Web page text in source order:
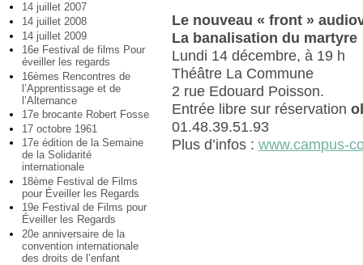
14 juillet 2007
14 juillet 2008
14 juillet 2009
16e Festival de films Pour
éveiller les regards
16èmes Rencontres de
l’Apprentissage et de
l’Alternance
17e brocante Robert Fosse
17 octobre 1961
17e édition de la Semaine
de la Solidarité
internationale
18ème Festival de Films
pour Éveiller les Regards
19e Festival de Films pour
Éveiller les Regards
20e anniversaire de la
convention internationale
des droits de l’enfant
Le nouveau « front »
La banalisation du martyre
Lundi 14 décembre, à 19 h
Théâtre La Commune
2 rue Edouard Poisson.
Entrée libre sur réservation
01.48.39.51.93
Plus d’infos :www.campus-